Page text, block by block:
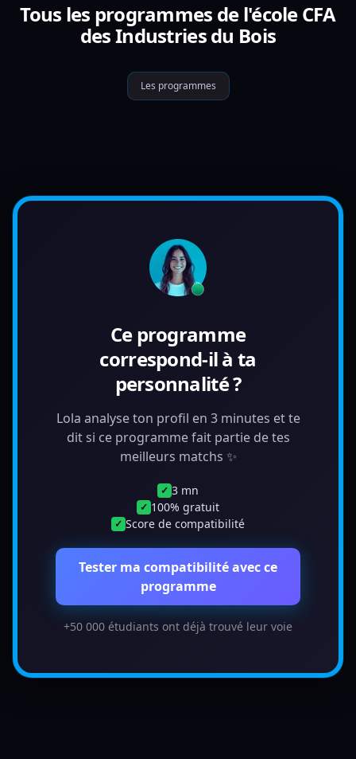
Tous les programmes de l'école CFA
des Industries du Bois
Les programmes
Ce programme
correspond-il à ta
personnalité ?
Lola analyse ton profil en 3 minutes et te
dit si ce programme fait partie de tes
meilleurs matchs ✨
✓ 3 mn
✓ 100% gratuit
✓ Score de compatibilité
Tester ma compatibilité avec ce
programme
+50 000 étudiants ont déjà trouvé leur voie